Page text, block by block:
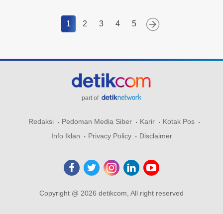
1 2 3 4 5
part of
Redaksi Pedoman Media Siber Karir
Kotak Pos
Info Iklan
Privacy Policy Disclaimer
Copyright @ 2026 detikcom, All right reserved